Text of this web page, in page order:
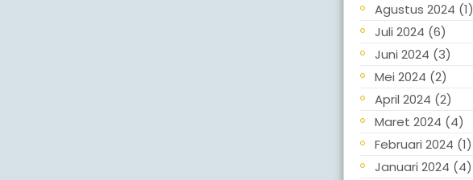
Agustus 2024 (1)
Juli 2024 (6)
Juni 2024 (3)
Mei 2024 (2)
April 2024 (2)
Maret 2024 (4)
Februari 2024 (1)
Januari 2024 (4)